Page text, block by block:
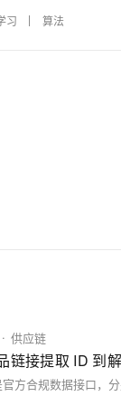
习 算法
供应链
链接提取 ID 到